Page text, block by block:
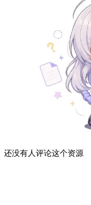
还没有人评论这个资源